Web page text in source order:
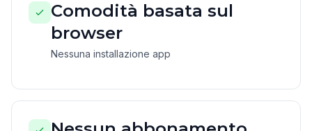
Comodità basata sul
browser
Nessuna installazione app